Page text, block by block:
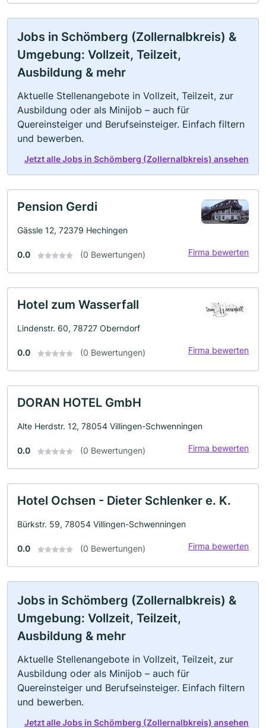
Jobs in Schömberg (Zollernalbkreis) &
Umgebung: Vollzeit, Teilzeit,
Ausbildung & mehr
Aktuelle Stellenangebote in Vollzeit, Teilzeit, zur
Ausbildung oder als Minijob – auch für
Quereinsteiger und Berufseinsteiger. Einfach filtern
und bewerben.
Jetzt alle Jobs in Schömberg (Zollernalbkreis) ansehen
Pension Gerdi
Gässle 12, 72379 Hechingen
0.0 (0 Bewertungen) Firma bewerten
Hotel zum Wasserfall
Lindenstr. 60, 78727 Oberndorf
0.0 (0 Bewertungen) Firma bewerten
DORAN HOTEL GmbH
Alte Herdstr. 12, 78054 Villingen-Schwenningen
0.0 (0 Bewertungen) Firma bewerten
Hotel Ochsen - Dieter Schlenker e. K.
Bürkstr. 59, 78054 Villingen-Schwenningen
0.0 (0 Bewertungen) Firma bewerten
Jobs in Schömberg (Zollernalbkreis) &
Umgebung: Vollzeit, Teilzeit,
Ausbildung & mehr
Aktuelle Stellenangebote in Vollzeit, Teilzeit, zur
Ausbildung oder als Minijob – auch für
Quereinsteiger und Berufseinsteiger. Einfach filtern
und bewerben.
Jetzt alle Jobs in Schömberg (Zollernalbkreis) ansehen